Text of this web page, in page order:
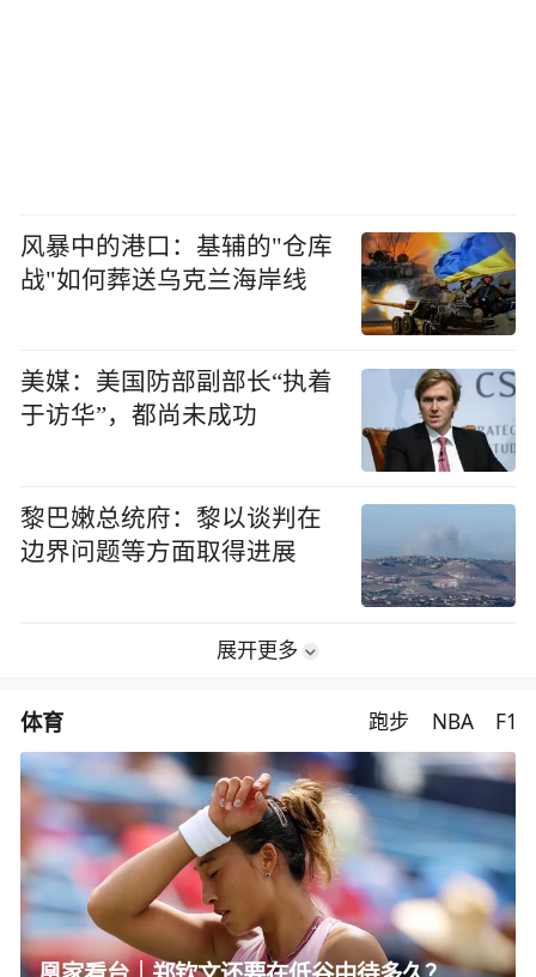
风暴中的港口：基辅的"仓库
战"如何葬送乌克兰海岸线
美媒：美国防部副部长“执着
于访华”，都尚未成功
黎巴嫩总统府：黎以谈判在
边界问题等方面取得进展
展开更多
体育 跑步 NBA F1